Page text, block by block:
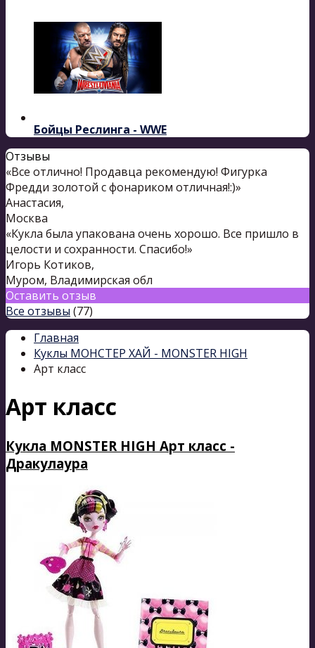
Бойцы Реслинга - WWE
Отзывы
«Все отлично! Продавца рекомендую! Фигурка
Фредди золотой с фонариком отличная!:)»
Анастасия,
Москва
«Кукла была упакована очень хорошо. Все пришло в
целости и сохранности. Спасибо!»
Игорь Котиков,
Муром, Владимирская обл
Оставить отзыв
Все отзывы (77)
Главная
Куклы МОНСТЕР ХАЙ - MONSTER HIGH
Арт класс
Арт класс
Кукла MONSTER HIGH Арт класс -
Дракулаура